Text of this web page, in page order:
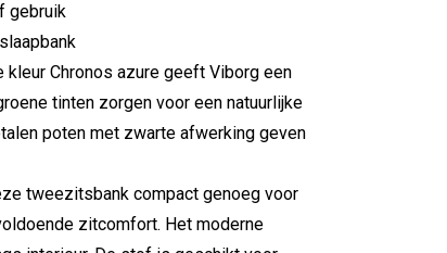
gebruik
Chronos azure geeft Viborg een
tinten zorgen voor een natuurlijke
poten met zwarte afwerking geven
tweezitsbank compact genoeg voor
zitcomfort. Het moderne